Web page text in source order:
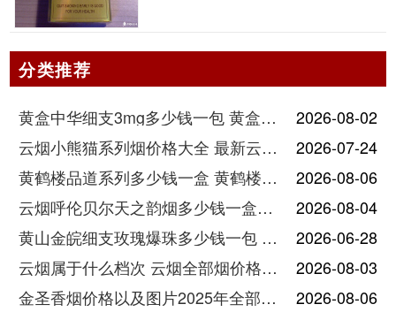
分类推荐
黄盒中华细支3mg多少钱一包 黄盒中华细支3mg香烟价格查询
2026-08-02
云烟小熊猫系列烟价格大全 最新云烟小熊猫图片报价
2026-07-24
黄鹤楼品道系列多少钱一盒 黄鹤楼品道系列香烟价格表图片
2026-08-06
云烟呼伦贝尔天之韵烟多少钱一盒中支价格
2026-08-04
黄山金皖细支玫瑰爆珠多少钱一包 黄山金皖细支玫瑰爆珠2025最新价格
2026-06-28
云烟属于什么档次 云烟全部烟价格表大全
2026-08-03
金圣香烟价格以及图片2025年全部价格
2026-08-06